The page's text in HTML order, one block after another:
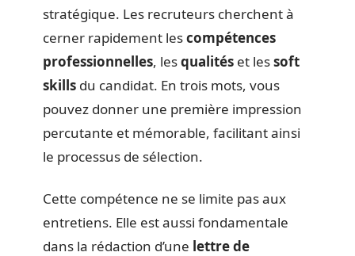
stratégique. Les recruteurs cherchent à
cerner rapidement lescompétences
professionnelles, lesqualités et lessoft
skills du candidat. En trois mots, vous
pouvez donner une première impression
percutante et mémorable, facilitant ainsi
le processus de sélection.
Cette compétence ne se limite pas aux
entretiens. Elle est aussi fondamentale
dans la rédaction d’une lettre de